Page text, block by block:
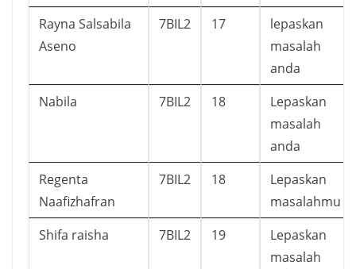
Rayna Salsabila
Aseno
7BIL2 17
lepaskan
masalah
anda
Nabila
7BIL2 18
Lepaskan
masalah
anda
Regenta
Naafizhafran
7BIL2 18
Lepaskan
masalahmu
Shifa raisha
7BIL2 19
Lepaskan
masalah